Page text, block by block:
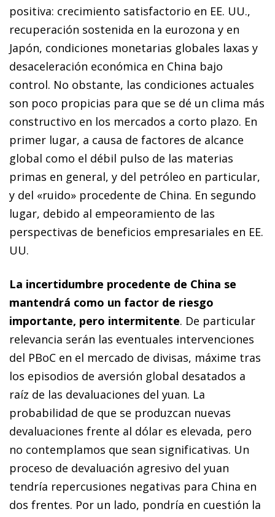
positiva: crecimiento satisfactorio en EE. UU.,
recuperación sostenida en la eurozona y en
Japón, condiciones monetarias globales laxas y
desaceleración económica en China bajo
control. No obstante, las condiciones actuales
son poco propicias para que se dé un clima más
constructivo en los mercados a corto plazo. En
primer lugar, a causa de factores de alcance
global como el débil pulso de las materias
primas en general, y del petróleo en particular,
y del «ruido» procedente de China. En segundo
lugar, debido al empeoramiento de las
perspectivas de beneficios empresariales en EE.
UU.
La incertidumbre procedente de China se
mantendrá como un factor de riesgo
importante, pero intermitente. De particular
relevancia serán las eventuales intervenciones
del PBoC en el mercado de divisas, máxime tras
los episodios de aversión global desatados a
raíz de las devaluaciones del yuan. La
probabilidad de que se produzcan nuevas
devaluaciones frente al dólar es elevada, pero
no contemplamos que sean significativas. Un
proceso de devaluación agresivo del yuan
tendría re­­percusiones negativas para China en
dos frentes. Por un lado, pondría en cuestión la